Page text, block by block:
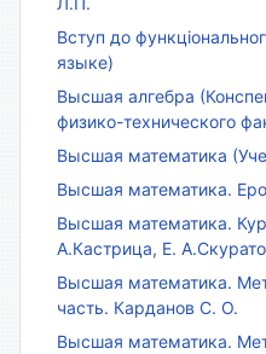
Вступ до
языке)
Высшая алгебра
физико-технического
Высшая математика
Высшая математика.
Высшая математика.
А.Кастрица, Е.
Высшая математика.
часть. Карданов С. О.
Высшая математика.